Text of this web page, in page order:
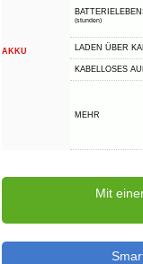
AKKU
(stunden)
LADEN ÜBER
KABELLOSES
MEHR
Mit